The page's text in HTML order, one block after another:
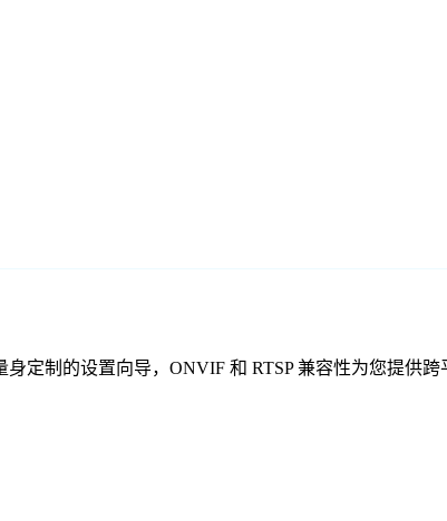
定制的设置向导，ONVIF 和 RTSP 兼容性为您提供